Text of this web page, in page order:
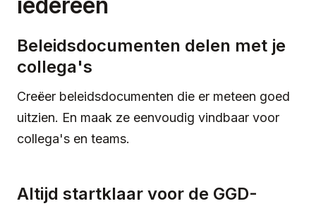
Beleidsdocumenten delen met je
collega's
Creëer beleidsdocumenten die er meteen goed
uitzien. En maak ze eenvoudig vindbaar voor
collega's en teams.
Altijd startklaar voor de GGD-